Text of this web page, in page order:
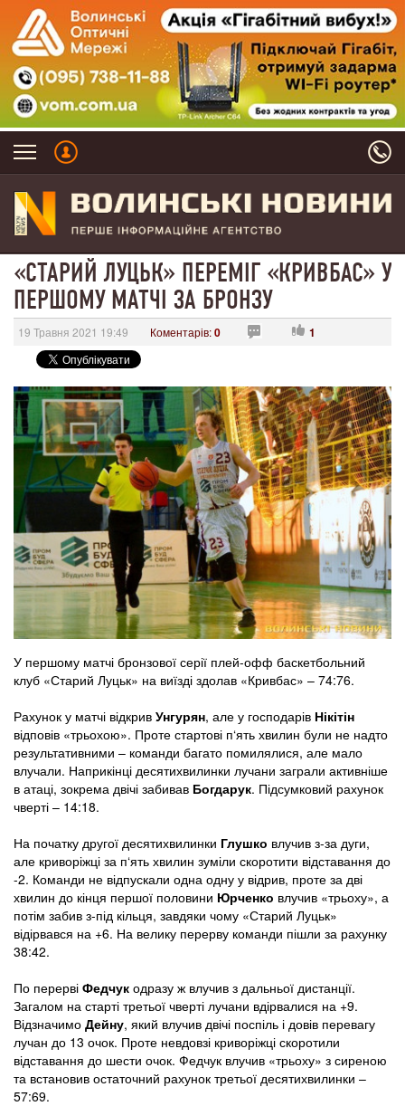
«СТАРИЙ ЛУЦЬК» ПЕРЕМІГ «КРИВБАС» У
ПЕРШОМУ МАТЧІ ЗА БРОНЗУ
19 Травня 2021 19:49 Коментарів:0 1
У першому матчі бронзової серії плей-офф баскетбольний
клуб «Старий Луцьк» на виїзді здолав «Кривбас» – 74:76.
Рахунок у матчі відкрив Унгурян, але у господарів Нікітін
відповів «трьохою». Проте стартові п‘ять хвилин були не надто
результативними – команди багато помилялися, але мало
влучали. Наприкінці десятихвилинки лучани заграли активніше
в атаці, зокрема двічі забивав Богдарук. Підсумковий рахунок
чверті – 14:18.
На початку другої десятихвилинки Глушко влучив з-за дуги,
але криворіжці за п‘ять хвилин зуміли скоротити відставання до
-2. Команди не відпускали одна одну у відрив, проте за дві
хвилин до кінця першої половини Юрченко влучив «трьоху», а
потім забив з-під кільця, завдяки чому «Старий Луцьк»
відірвався на +6. На велику перерву команди пішли за рахунку
38:42.
По перерві Федчук одразу ж влучив з дальньої дистанції.
Загалом на старті третьої чверті лучани вдірвалися на +9.
Відзначимо Дейну, який влучив двічі поспіль і довів перевагу
лучан до 13 очок. Проте невдовзі криворіжці скоротили
відставання до шести очок. Федчук влучив «трьоху» з сиреною
та встановив остаточний рахунок третьої десятихвилинки –
57:69.